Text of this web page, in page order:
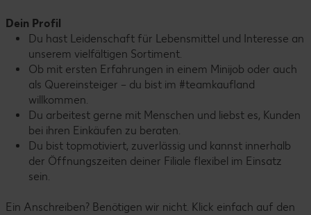
Dein Profil
Du hast Leidenschaft für Lebensmittel und Interesse an
unserem vielfältigen Sortiment.
Ob mit ersten Erfahrungen in einem Minijob oder auch
als Quereinsteiger – du bist im #teamkaufland
willkommen.
Du arbeitest gerne mit Menschen und liebst es, Kunden
bei ihren Einkäufen zu beraten.
Du bist topmotiviert, zuverlässig und kannst innerhalb
der Öffnungszeiten deiner Filiale flexibel im Einsatz
sein.
Ein Anschreiben? Benötigen wir nicht. Klick einfach auf den